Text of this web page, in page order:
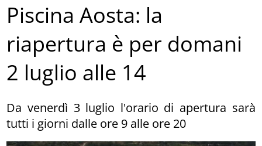
Piscina Aosta: la
riapertura è per domani
2 luglio alle 14
Da venerdì 3 luglio l'orario di apertura sarà
tutti i giorni dalle ore 9 alle ore 20